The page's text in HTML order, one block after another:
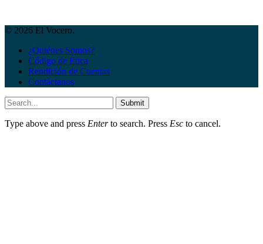
© 2026 El Vocero.
¿Quiénes Somos?
Código de Ética
Rendición de Cuentas
Contáctanos
Submit
Type above and press Enterto search. Press Esc to cancel.